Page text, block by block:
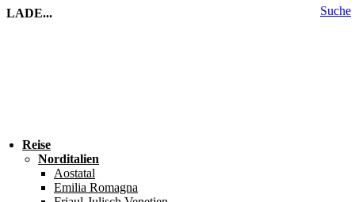
Suche
LADE...
Reise
Norditalien
Aostatal
Emilia Romagna